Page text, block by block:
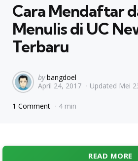
Cara Mendaftar
Menulis di UC
Terbaru
Posted
by
by bangdoel
April 24, 2017
Updated Mei
1 Comment 4 min
READ MORE